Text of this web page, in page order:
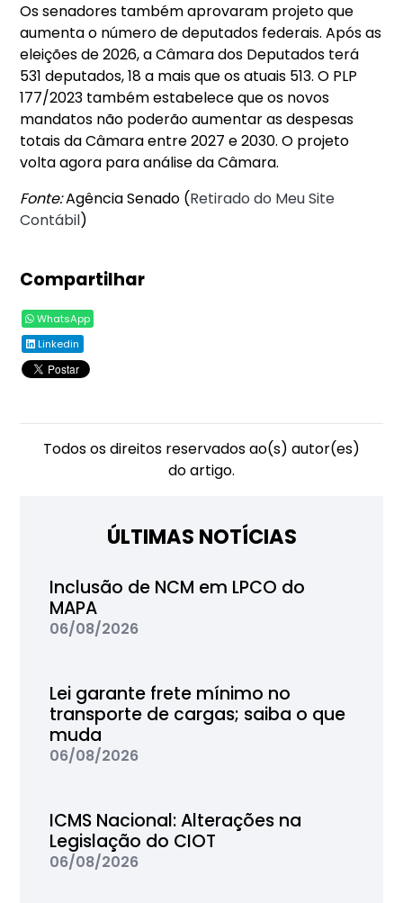
Os senadores também aprovaram projeto que
aumenta o número de deputados federais. Após as
eleições de 2026, a Câmara dos Deputados terá
531 deputados, 18 a mais que os atuais 513. O PLP
177/2023 também estabelece que os novos
mandatos não poderão aumentar as despesas
totais da Câmara entre 2027 e 2030. O projeto
volta agora para análise da Câmara.
Fonte:Agência Senado (Retirado do Meu Site
Contábil)
Compartilhar
WhatsApp
Linkedin
Todos os direitos reservados ao(s) autor(es)
do artigo.
ÚLTIMAS NOTÍCIAS
Inclusão de NCM em LPCO do
MAPA
06/08/2026
Lei garante frete mínimo no
transporte de cargas; saiba o que
muda
06/08/2026
ICMS Nacional: Alterações na
Legislação do CIOT
06/08/2026